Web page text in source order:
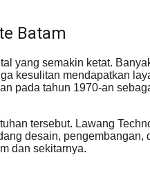
Batam
yang semakin ketat.
kesulitan mendapatkan
pada tahun 1970-an
tersebut. Lawang
desain,
dan sekitarnya.